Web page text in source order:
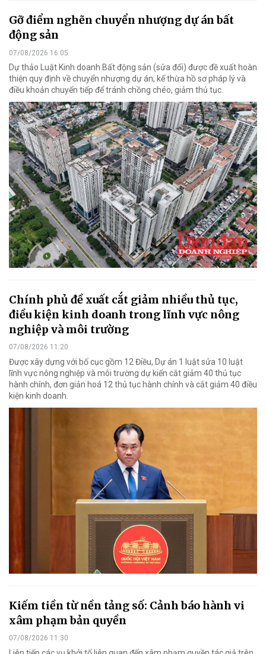
Gỡ điểm nghẽn chuyển nhượng dự án bất
động sản
07/08/2026 16:05
Dự thảo Luật Kinh doanh Bất động sản (sửa đổi) được đề xuất hoàn
thiện quy định về chuyển nhượng dự án, kế thừa hồ sơ pháp lý và
điều khoản chuyển tiếp để tránh chồng chéo, giảm thủ tục.
Chính phủ đề xuất cắt giảm nhiều thủ tục,
điều kiện kinh doanh trong lĩnh vực nông
nghiệp và môi trường
07/08/2026 11:20
Được xây dựng với bố cục gồm 12 Điều, Dự án 1 luật sửa 10 luật
lĩnh vực nông nghiệp và môi trường dự kiến cắt giảm 40 thủ tục
hành chính, đơn giản hoá 12 thủ tục hành chính và cắt giảm 40 điều
kiện kinh doanh.
Kiếm tiền từ nền tảng số: Cảnh báo hành vi
xâm phạm bản quyền
07/08/2026 11:30